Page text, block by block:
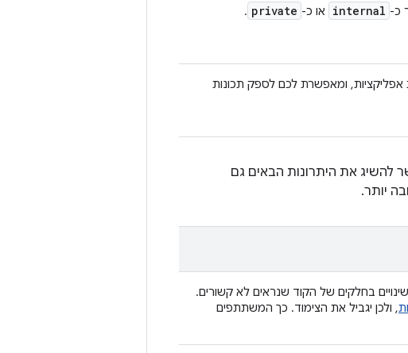
כ- internal או כ- private
.
ומאפשרת לכם לספק תכונות
להשיג את היתרונות הבאים גם
יותר.
בחלקים של הקוד שנראים לא קשורים.
, ולכן יגביל את הצימוד. כך המשתתפים